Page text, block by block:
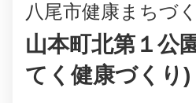
⼋尾市健康まちづ
山本町北第１公
てく健康づくり)